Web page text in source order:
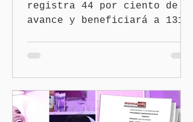
registra 44 por ciento de
avance y beneficiará a 131
73 avenidas durante 2026,
el gobernador Alejandro
Armenta Mier supervisó la